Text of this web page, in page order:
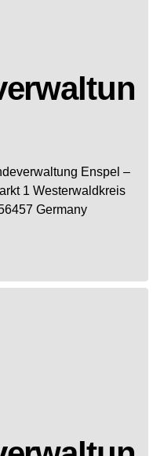
Enspel –
1 Westerwaldkreis
Germany